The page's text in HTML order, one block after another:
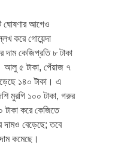
ঘোষণার আগেও
করে গোয়েন্দা
দাম কেজিপ্রতি ৮ টাকা
আলু ৫ টাকা, পেঁয়াজ ৭
১৪০ টাকা। এ
মুরগি ১০০ টাকা, গরুর
টাকা করে কেজিতে
দামও বেড়েছে; তবে
কমেছে।